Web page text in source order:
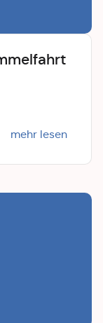
mehr lesen